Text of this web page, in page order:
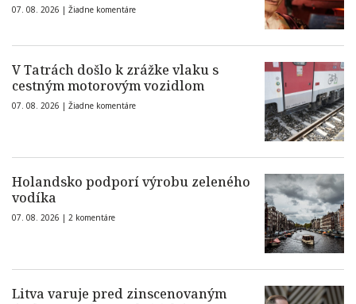
07. 08. 2026 | Žiadne komentáre
V Tatrách došlo k zrážke vlaku s
cestným motorovým vozidlom
07. 08. 2026 | Žiadne komentáre
Holandsko podporí výrobu zeleného
vodíka
07. 08. 2026 | 2 komentáre
Litva varuje pred zinscenovaným